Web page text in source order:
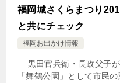
福岡城さくらまつり
と共にチェック
福岡お出かけ情報
黒田官兵衛・長政父子
「舞鶴公園」として市民